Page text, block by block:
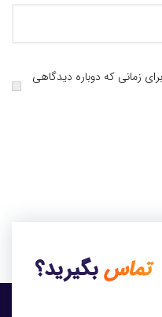
زمانی که دوباره دیدگاهی
تماسبگیرید؟